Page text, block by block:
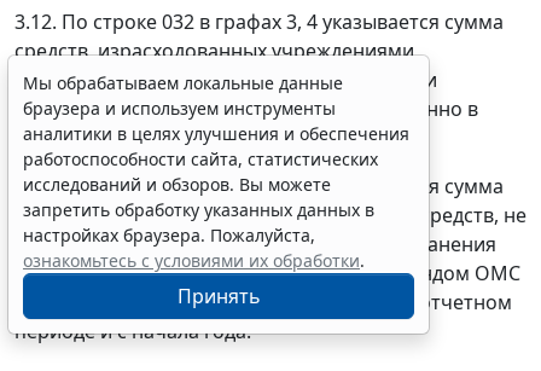
3.12. По строке 032 в графах 3, 4 указывается сумма
средств, израсходованных учреждениями
здравоохранения, находящимися в ведении
муниципальных образований, соответственно в
отчетном периоде и с начала года.
3.13. По строке 040 в графах 3, 4 указывается сумма
возврата в территориальные фонды ОМС средств, не
использованных учреждениями здравоохранения
(средств, списанных территориальным фондом ОМС
в бесспорном порядке), соответственно в отчетном
периоде и с начала года.
Мы обрабатываем локальные данные
браузера и используем инструменты
аналитики в целях улучшения и обеспечения
работоспособности сайта, статистических
исследований и обзоров. Вы можете
запретить обработку указанных данных в
настройках браузера. Пожалуйста,
ознакомьтесь с условиями их обработки.
Принять